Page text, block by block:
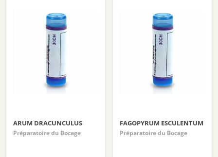
ARUM DRACUNCULUS
Préparatoire du Bocage
FAGOPYRUM ESCULENTUM
Préparatoire du Bocage